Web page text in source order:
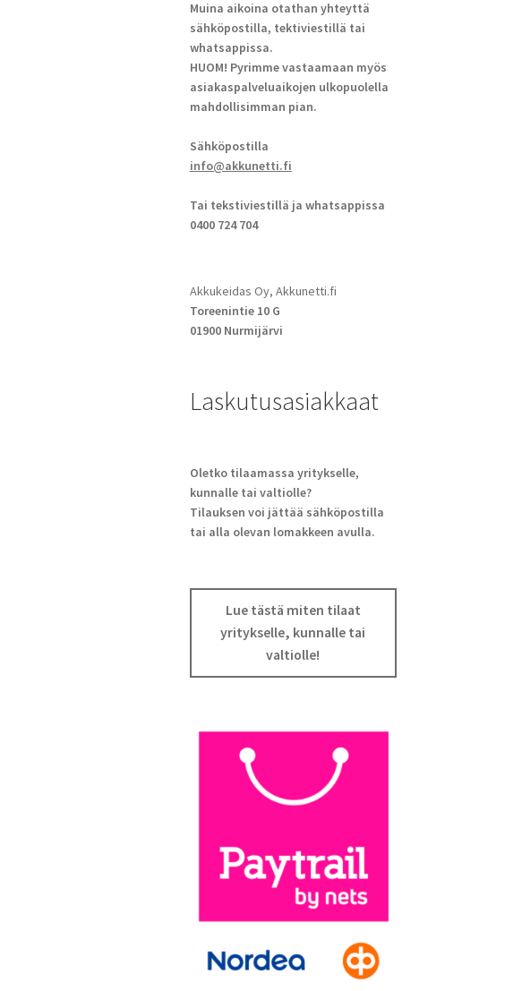
Muina aikoina otathan yhteyttä
sähköpostilla, tektiviestillä tai
whatsappissa.
HUOM! Pyrimme vastaamaan myös
asiakaspalveluaikojen ulkopuolella
mahdollisimman pian.
Sähköpostilla
info@akkunetti.fi
Tai tekstiviestillä ja whatsappissa
0400 724 704
Akkukeidas Oy, Akkunetti.fi
Toreenintie 10 G
01900 Nurmijärvi
Laskutusasiakkaat
Oletko tilaamassa yritykselle,
kunnalle tai valtiolle?
Tilauksen voi jättää sähköpostilla
tai alla olevan lomakkeen avulla.
Lue tästä miten tilaat
yritykselle, kunnalle tai
valtiolle!